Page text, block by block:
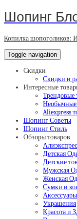
Шопинг
Копилка шопоголиков:
Toggle navigation
Скидки
Скидки и
Интересные
Трендовые
Необычные
Aliexpress
Шопинг Советы
Шопинг Стиль
Обзоры товаров
Детская
Детские
Мужская
Женская
Сумки и
Аксессуары
Украшения
Красота и